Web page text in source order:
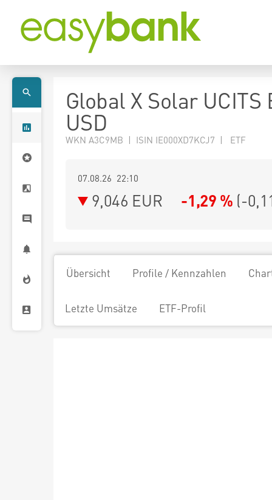
Global X Solar UCITS
USD
WKN A3C9MB | ISIN IE000XD7KCJ7 | ETF
07.08.26 22:10
9,046 EUR -1,29 % (-
Übersicht Profile / Kennzahlen
Letzte Umsätze ETF-Profil